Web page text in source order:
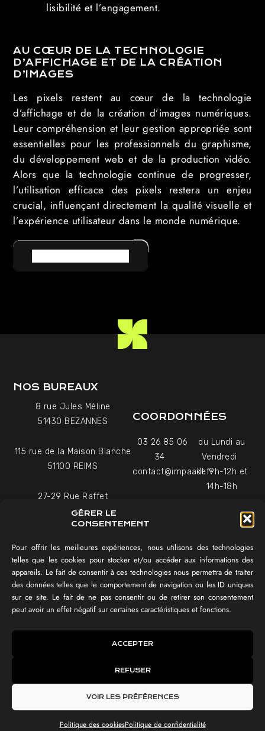
GÉRER LE
CONSENTEMENT
Pour offrir les meilleures expériences, nous utilisons des technologies
telles que les cookies pour stocker et/ou accéder aux informations des
appareils. Le fait de consentir à ces technologies nous permettra de traiter
des données telles que le comportement de navigation ou les ID uniques
sur ce site. Le fait de ne pas consentir ou de retirer son consentement
peut avoir un effet négatif sur certaines caractéristiques et fonctions.
ACCEPTER
REFUSER
VOIR LES PRÉFÉRENCES
Politique des cookiesPolitique de confidentialité
lisibilité et l’engagement.
AU CŒUR DE LA TECHNOLOGIE
D’AFFICHAGE ET DE LA CRÉATION
D’IMAGES
Les pixels restent au cœur de la technologie
d’affichage et de la création d’images numériques.
Leur compréhension et leur gestion appropriée sont
essentielles pour les professionnels du graphisme,
du développement web et de la production vidéo.
Alors que la technologie continue de progresser,
l’utilisation efficace des pixels restera un enjeu
crucial, influençant directement la qualité visuelle et
l’expérience utilisateur dans le monde numérique.
NOS BUREAUX
8 rue Jules Méline
51430 BEZANNES
115 rue de la Maison Blanche
51100 REIMS
27-29 Rue Raffet
75016 PARIS
COORDONNÉES
03 26 85 06
34
contact@impaakt.fr
du Lundi au
Vendredi
de 9h-12h et
14h-18h
vous
NAVIGATION
Témoignages vidéo
Équipe
Réalisations
IMPAAKT GROUP®
Lexique du digital